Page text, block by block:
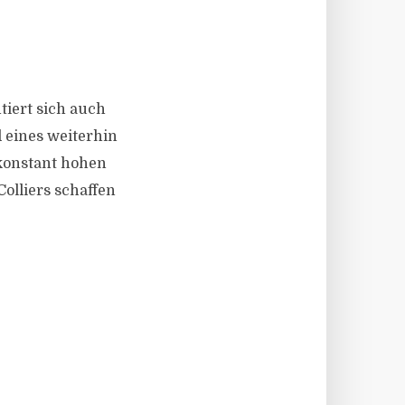
sich auch
eines weiterhin
hohen
schaffen